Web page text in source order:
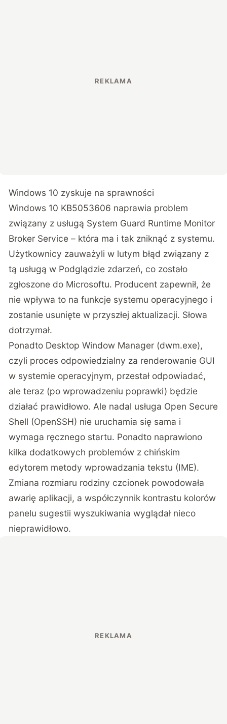
Windows 10 zyskuje na sprawności
Windows 10 KB5053606 naprawia problem
związany z usługą System Guard Runtime Monitor
Broker Service – która ma i tak zniknąć z systemu.
Użytkownicy zauważyli w lutym błąd związany z
tą usługą w Podglądzie zdarzeń, co zostało
zgłoszone do Microsoftu. Producent zapewnił, że
nie wpływa to na funkcje systemu operacyjnego i
zostanie usunięte w przyszłej aktualizacji. Słowa
dotrzymał.
Ponadto Desktop Window Manager (dwm.exe),
czyli proces odpowiedzialny za renderowanie GUI
w systemie operacyjnym, przestał odpowiadać,
ale teraz (po wprowadzeniu poprawki) będzie
działać prawidłowo. Ale nadal usługa Open Secure
Shell (OpenSSH) nie uruchamia się sama i
wymaga ręcznego startu. Ponadto naprawiono
kilka dodatkowych problemów z chińskim
edytorem metody wprowadzania tekstu (IME).
Zmiana rozmiaru rodziny czcionek powodowała
awarię aplikacji, a współczynnik kontrastu kolorów
panelu sugestii wyszukiwania wyglądał nieco
nieprawidłowo.